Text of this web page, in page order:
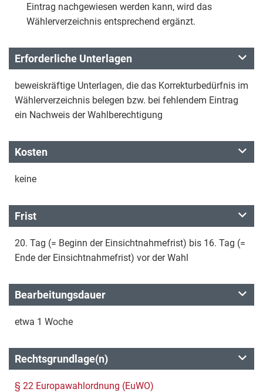
Eintrag nachgewiesen werden kann, wird das
Wählerverzeichnis entsprechend ergänzt.
Erforderliche Unterlagen
beweiskräftige Unterlagen, die das Korrekturbedürfnis im
Wählerverzeichnis belegen bzw. bei fehlendem Eintrag
ein Nachweis der Wahlberechtigung
Kosten
keine
Frist
20. Tag (= Beginn der Einsichtnahmefrist) bis 16. Tag (=
Ende der Einsichtnahmefrist) vor der Wahl
Bearbeitungsdauer
etwa 1 Woche
Rechtsgrundlage(n)
§ 22 Europawahlordnung (EuWO)